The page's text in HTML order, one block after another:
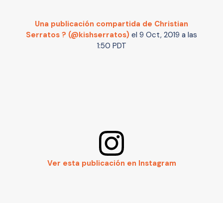
Una publicación compartida de Christian
Serratos ? (@kishserratos) el 9 Oct, 2019 a las
1:50 PDT
Ver esta publicación en Instagram